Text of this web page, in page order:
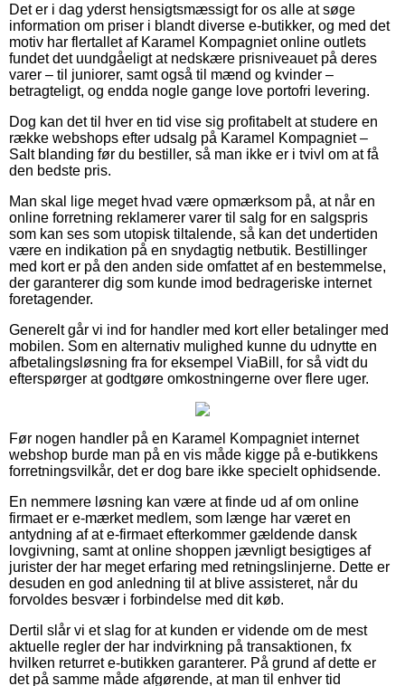
Det er i dag yderst hensigtsmæssigt for os alle at søge
information om priser i blandt diverse e-butikker, og med det
motiv har flertallet af Karamel Kompagniet online outlets
fundet det uundgåeligt at nedskære prisniveauet på deres
varer – til juniorer, samt også til mænd og kvinder –
betragteligt, og endda nogle gange love portofri levering.
Dog kan det til hver en tid vise sig profitabelt at studere en
række webshops efter udsalg på Karamel Kompagniet –
Salt blanding før du bestiller, så man ikke er i tvivl om at få
den bedste pris.
Man skal lige meget hvad være opmærksom på, at når en
online forretning reklamerer varer til salg for en salgspris
som kan ses som utopisk tiltalende, så kan det undertiden
være en indikation på en snydagtig netbutik. Bestillinger
med kort er på den anden side omfattet af en bestemmelse,
der garanterer dig som kunde imod bedrageriske internet
foretagender.
Generelt går vi ind for handler med kort eller betalinger med
mobilen. Som en alternativ mulighed kunne du udnytte en
afbetalingsløsning fra for eksempel ViaBill, for så vidt du
efterspørger at godtgøre omkostningerne over flere uger.
Før nogen handler på en Karamel Kompagniet internet
webshop burde man på en vis måde kigge på e-butikkens
forretningsvilkår, det er dog bare ikke specielt ophidsende.
En nemmere løsning kan være at finde ud af om online
firmaet er e-mærket medlem, som længe har været en
antydning af at e-firmaet efterkommer gældende dansk
lovgivning, samt at online shoppen jævnligt besigtiges af
jurister der har meget erfaring med retningslinjerne. Dette er
desuden en god anledning til at blive assisteret, når du
forvoldes besvær i forbindelse med dit køb.
Dertil slår vi et slag for at kunden er vidende om de mest
aktuelle regler der har indvirkning på transaktionen, fx
hvilken returret e-butikken garanterer. På grund af dette er
det på samme måde afgørende, at man til enhver tid